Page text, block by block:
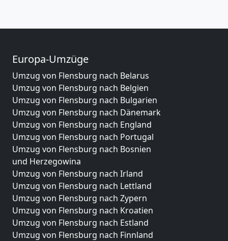
Europa-Umzüge
Umzug von Flensburg nach Belarus
Umzug von Flensburg nach Belgien
Umzug von Flensburg nach Bulgarien
Umzug von Flensburg nach Dänemark
Umzug von Flensburg nach England
Umzug von Flensburg nach Portugal
Umzug von Flensburg nach Bosnien
und Herzegowina
Umzug von Flensburg nach Irland
Umzug von Flensburg nach Lettland
Umzug von Flensburg nach Zypern
Umzug von Flensburg nach Kroatien
Umzug von Flensburg nach Estland
Umzug von Flensburg nach Finnland